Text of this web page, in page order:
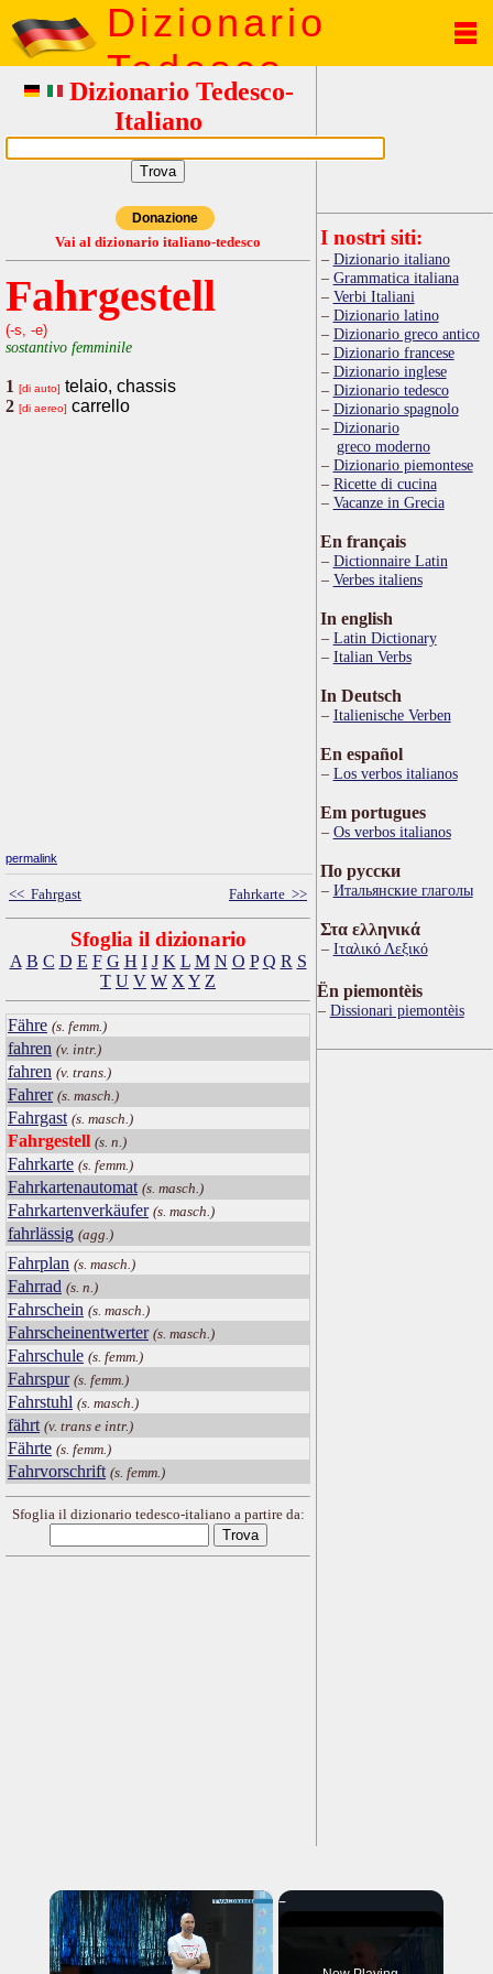
Dizionario
Tedesco
Dizionario Tedesco-
Italiano
Donazione
Vai al dizionario italiano-tedesco
Fahrgestell
(-s, -e)
sostantivo femminile
1 [di auto] telaio, chassis
2 [di aereo] carrello
permalink
<< Fahrgast Fahrkarte >>
Sfoglia il dizionario
A B C D E F G H I J K L M N O P Q R S
T U V W X Y Z
Fähre (s. femm.)
fahren (v. intr.)
fahren (v. trans.)
Fahrer (s. masch.)
Fahrgast (s. masch.)
Fahrgestell (s. n.)
Fahrkarte (s. femm.)
Fahrkartenautomat (s. masch.)
Fahrkartenverkäufer (s. masch.)
fahrlässig (agg.)
Fahrplan (s. masch.)
Fahrrad (s. n.)
Fahrschein (s. masch.)
Fahrscheinentwerter (s. masch.)
Fahrschule (s. femm.)
Fahrspur (s. femm.)
Fahrstuhl (s. masch.)
fährt (v. trans e intr.)
Fährte (s. femm.)
Fahrvorschrift (s. femm.)
Sfoglia il dizionario tedesco-italiano a partire da:
I nostri siti:
Dizionario italiano
Grammatica italiana
Verbi Italiani
Dizionario latino
Dizionario greco antico
Dizionario francese
Dizionario inglese
Dizionario tedesco
Dizionario spagnolo
Dizionario
greco moderno
Dizionario piemontese
Ricette di cucina
Vacanze in Grecia
En français
Dictionnaire Latin
Verbes italiens
In english
Latin Dictionary
Italian Verbs
In Deutsch
Italienische Verben
En español
Los verbos italianos
Em portugues
Os verbos italianos
По русски
Итальянские глаголы
Στα ελληνικά
Ιταλικό Λεξικό
Ën piemontèis
Dissionari piemontèis
×